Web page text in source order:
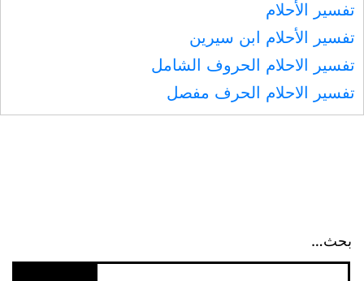
تفسير الأحلام
تفسير الأحلام ابن سيرين
تفسير الاحلام الحروف الشامل
تفسير الاحلام الحرف مفصل
بحث…